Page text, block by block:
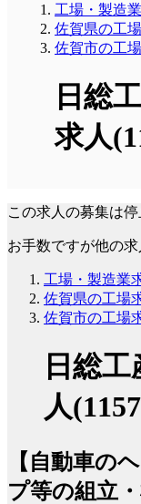
工場・製造
佐賀県の工
佐賀市の工
日総
求人
この求人の募集は停
お手数ですが他の求
工場・製造業
佐賀県の工場
佐賀市の工場
日総
人
【自動車の
プ等の組立